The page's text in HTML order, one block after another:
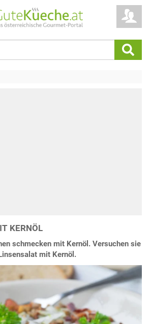
KERNÖL
schmecken mit Kernöl. Versuchen sie
mit Kernöl.